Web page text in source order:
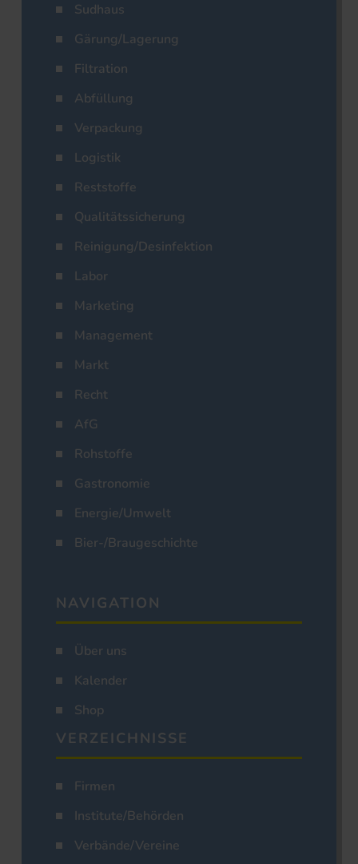
Sudhaus
Gärung/Lagerung
Filtration
Abfüllung
Verpackung
Logistik
Reststoffe
Qualitätssicherung
Reinigung/Desinfektion
Labor
Marketing
Management
Markt
Recht
AfG
Rohstoffe
Gastronomie
Energie/Umwelt
Bier-/Braugeschichte
NAVIGATION
Über uns
Kalender
Shop
VERZEICHNISSE
Firmen
Institute/Behörden
Verbände/Vereine